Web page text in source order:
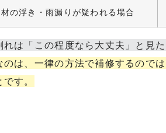
の浮き・雨漏りが疑われる場合
れは「この程度なら大丈夫」と見
のは、一律の方法で補修するので
す。